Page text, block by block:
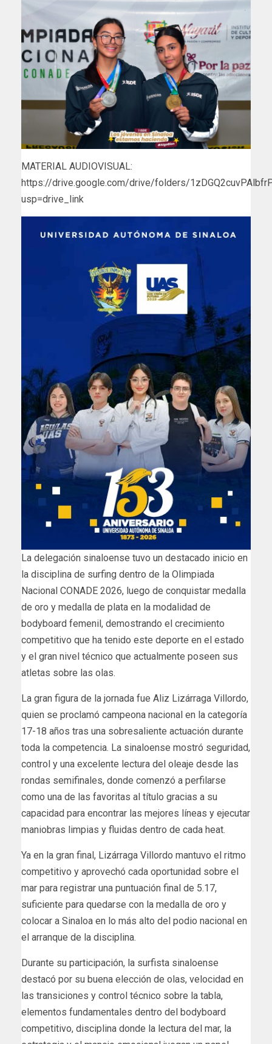
MATERIAL AUDIOVISUAL:
https://drive.google.com/drive/folders/
usp=drive_link
La delegación sinaloense tuvo un destacado inicio en
la disciplina de surfing dentro de la Olimpiada
Nacional CONADE 2026, luego de conquistar medalla
de oro y medalla de plata en la modalidad de
bodyboard femenil, demostrando el crecimiento
competitivo que ha tenido este deporte en el estado
y el gran nivel técnico que actualmente poseen sus
atletas sobre las olas.
La gran figura de la jornada fue Aliz Lizárraga Villordo,
quien se proclamó campeona nacional en la categoría
17-18 años tras una sobresaliente actuación durante
toda la competencia. La sinaloense mostró seguridad,
control y una excelente lectura del oleaje desde las
rondas semifinales, donde comenzó a perfilarse
como una de las favoritas al título gracias a su
capacidad para encontrar las mejores líneas y ejecutar
maniobras limpias y fluidas dentro de cada heat.
Ya en la gran final, Lizárraga Villordo mantuvo el ritmo
competitivo y aprovechó cada oportunidad sobre el
mar para registrar una puntuación final de 5.17,
suficiente para quedarse con la medalla de oro y
colocar a Sinaloa en lo más alto del podio nacional en
el arranque de la disciplina.
Durante su participación, la surfista sinaloense
destacó por su buena elección de olas, velocidad en
las transiciones y control técnico sobre la tabla,
elementos fundamentales dentro del bodyboard
competitivo, disciplina donde la lectura del mar, la